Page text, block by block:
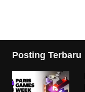
Posting Terbaru